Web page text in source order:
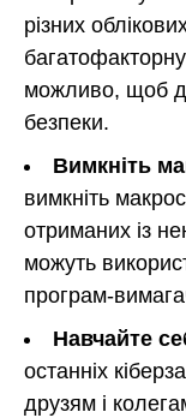
різних
можливо, щоб
безпеки.
Вимкніть
вимкніть
отриманих із
можуть
програм-
Навчайте
останніх
друзям і